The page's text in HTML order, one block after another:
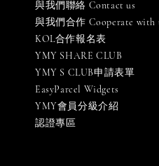
與我們聯絡 Contact us
與我們合作 Cooperate with
KOL合作報名表
YMY SHARE CLUB
YMY S CLUB申請表單
EasyParcel Widgets
YMY會員分級介紹
認證專區